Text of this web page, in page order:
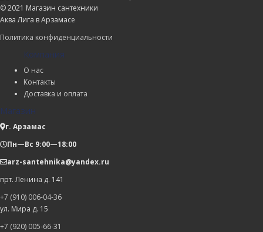
© 2021 Магазин сантехники
Аква Лига в Арзамасе
Политика конфиденциальности
Компания
О нас
Контакты
Доставка и оплата
Магазин
г. Арзамас
Пн—Вс 9:00—18:00
arz-santehnika@yandex.ru
прт. Ленина д. 141
+7 (910) 006-04-36
ул. Мира д. 15
+7 (920) 005-66-31